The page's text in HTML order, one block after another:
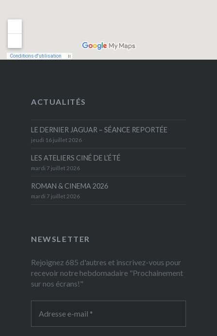
ACTUALITÉS
LE DERNIER JAGUAR – SÉANCE REPORTÉE
jeudi 16 juillet 2026
LES ATELIERS CINÉ DE L’ÉTÉ
mardi 7 juillet 2026
ROMAN & CINEMA 2026
mardi 7 juillet 2026
NEWSLETTER
Rejoignez 685 d'autres et inscrivez-vous pour
recevoir notre hebdomadaire "Prochainement
sur nos écrans!"